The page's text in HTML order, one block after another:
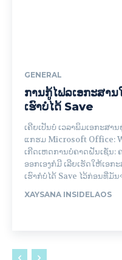
GENERAL
ການກູ້ໄຟລເອກະສ
ເຮົາບໍ່ໄດ້ Save
ເຄີຍເປັນບໍ່ ເວລາພິມເອກະສ
ແກຮມ Microsoft Office:
ເກີດເຫດການບໍ່ຄາດຝັນເຊັ່ນ:
ອອກເອງກໍ່ມີ ເລີຍເຮັດໃຫ້ເອກ
ເຮົາກໍບໍ່ໄດ້ Save ໄວ້ກ່ອນທີ່ມັ
XAYSANA INSIDELAOS